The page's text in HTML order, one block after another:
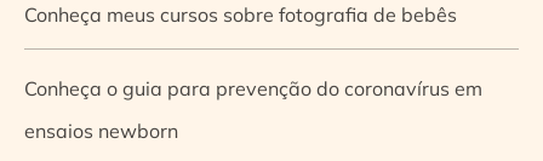
Conheça meus cursos sobre fotografia de bebês
Conheça o guia para prevenção do coronavírus em
ensaios newborn